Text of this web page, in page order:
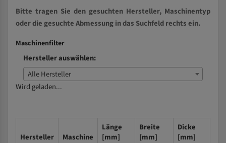
Bitte tragen Sie den gesuchten Hersteller, Maschinentyp
oder die gesuchte Abmessung in das Suchfeld rechts ein.
Maschinenfilter
Hersteller auswählen:
Alle Hersteller
Wird geladen...
Hersteller Maschine
Länge
[mm]
Breite
[mm]
Dicke
[mm]